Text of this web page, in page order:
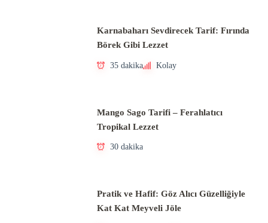
Karnabaharı Sevdirecek Tarif: Fırında
Börek Gibi Lezzet
35 dakika Kolay
Mango Sago Tarifi – Ferahlatıcı
Tropikal Lezzet
30 dakika
Pratik ve Hafif: Göz Alıcı Güzelliğiyle
Kat Kat Meyveli Jöle